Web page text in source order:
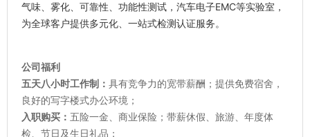
气味、雾化、可靠性、功能性测试，汽车电子EMC等实验室，
为全球客户提供多元化、一站式检测认证服务。
公司福利
五天八小时工作制： 具有竞争力的宽带薪酬；提供免费宿舍，
良好的写字楼式办公环境；
入职购买： 五险一金、商业保险；带薪休假、旅游、年度体
检、节日及生日礼品；